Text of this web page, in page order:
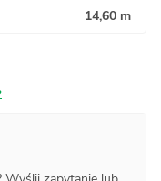
14,60 m